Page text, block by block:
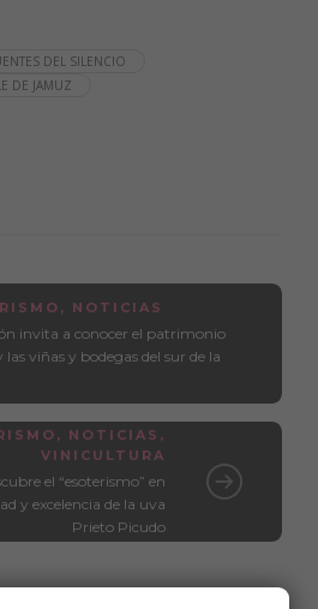
DEL SILENCIO
DE JAMUZ
, NOTICIAS
invita a conocer el patrimonio
las viñas y bodegas del sur de la
, NOTICIAS ,
VINICULTURA
el “esoterismo” en
y excelencia de la uva
Prieto Picudo